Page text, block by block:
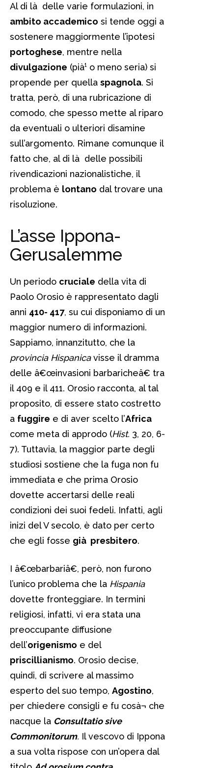
Al di là delle varie formulazioni, in
ambito accademico si tende oggi a
sostenere maggiormente l’ipotesi
portoghese, mentre nella
divulgazione (pià¹ o meno seria) si
propende per quella spagnola. Si
tratta, però, di una rubricazione di
comodo, che spesso mette al riparo
da eventuali o ulteriori disamine
sull’argomento. Rimane comunque il
fatto che, al di là delle possibili
rivendicazioni nazionalistiche, il
problema è lontano dal trovare una
risoluzione.
L’asse Ippona-
Gerusalemme
Un periodo cruciale della vita di
Paolo Orosio è rappresentato dagli
anni 410- 417, su cui disponiamo di un
maggior numero di informazioni.
Sappiamo, innanzitutto, che la
provincia Hispanicavisse il dramma
delle â€œinvasioni barbaricheâ€ tra
il 409 e il 411. Orosio racconta, al tal
proposito, di essere stato costretto
a fuggire e di aver scelto l’Africa
come meta di approdo (Hist. 3, 20, 6-
7). Tuttavia, la maggior parte degli
studiosi sostiene che la fuga non fu
immediata e che prima Orosio
dovette accertarsi delle reali
condizioni dei suoi fedeli. Infatti, agli
inizi del V secolo, è dato per certo
che egli fosse già presbitero.
I â€œbarbariâ€, però, non furono
l’unico problema che la Hispania
dovette fronteggiare. In termini
religiosi, infatti, vi era stata una
preoccupante diffusione
dell’origenismo e del
priscillianismo. Orosio decise,
quindi, di scrivere al massimo
esperto del suo tempo, Agostino,
per chiedere consigli e fu cosà¬ che
nacque la Consultatio sive
Commonitorum. Il vescovo di Ippona
a sua volta rispose con un’opera dal